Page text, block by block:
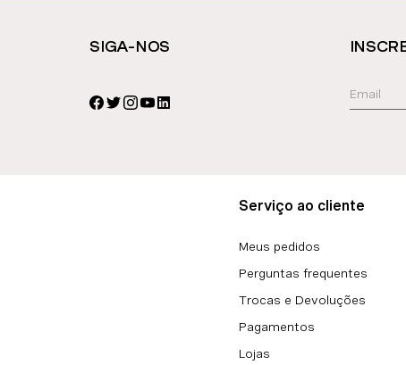
SIGA-NOS
Serviço ao cliente
Meus pedidos
Perguntas frequentes
Trocas e Devoluções
Pagamentos
Lojas